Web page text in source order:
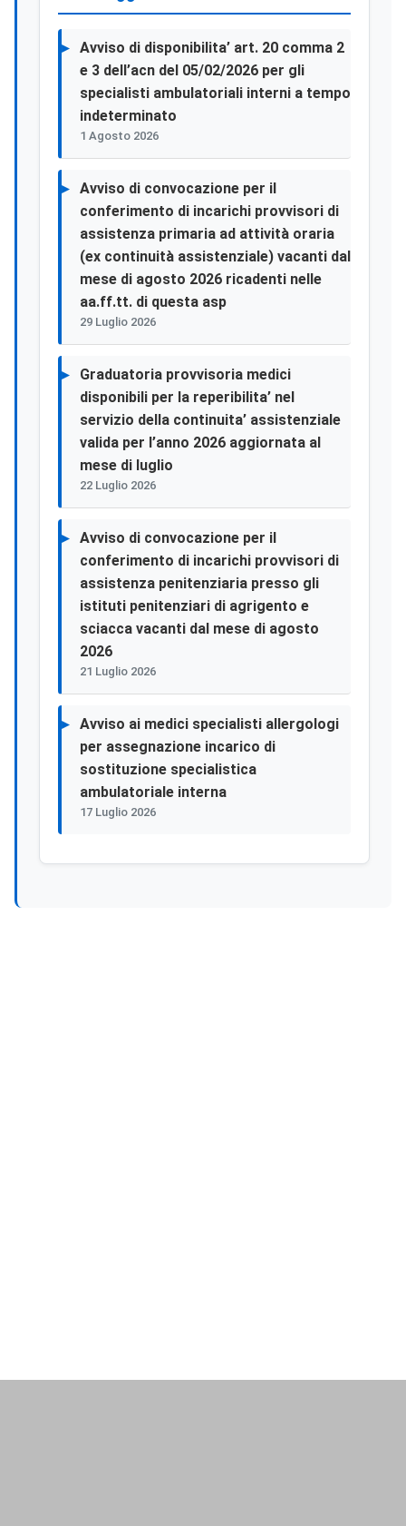
Avviso di disponibilita’ art. 20 comma 2
e 3 dell’acn del 05/02/2026 per gli
specialisti ambulatoriali interni a tempo
indeterminato
1 Agosto 2026
Avviso di convocazione per il
conferimento di incarichi provvisori di
assistenza primaria ad attività oraria
(ex continuità assistenziale) vacanti dal
mese di agosto 2026 ricadenti nelle
aa.ff.tt. di questa asp
29 Luglio 2026
Graduatoria provvisoria medici
disponibili per la reperibilita’ nel
servizio della continuita’ assistenziale
valida per l’anno 2026 aggiornata al
mese di luglio
22 Luglio 2026
Avviso di convocazione per il
conferimento di incarichi provvisori di
assistenza penitenziaria presso gli
istituti penitenziari di agrigento e
sciacca vacanti dal mese di agosto
2026
21 Luglio 2026
Avviso ai medici specialisti allergologi
per assegnazione incarico di
sostituzione specialistica
ambulatoriale interna
17 Luglio 2026